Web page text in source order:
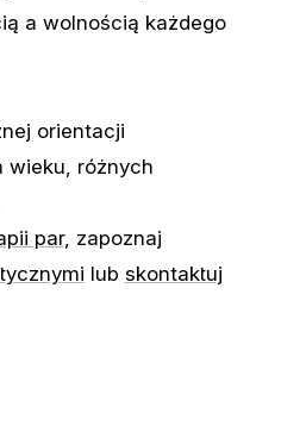
a wolnością każdego
orientacji
wieku, różnych
par, zapoznaj
lub skontaktuj